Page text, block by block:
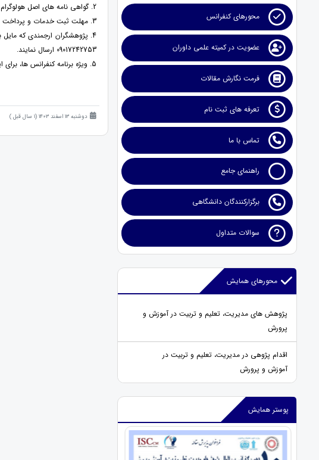
محورهای کنفرانس
عضویت در کمیته علمی داوران
فرمت نگارش مقالات
تعرفه های ثبت نام
تماس با ما
راهنمای جامع
برگزارکنندگان دانشگاهی
سوالات متداول
محورهای همایش
پژوهش های مدیریت، تعلیم و تربیت در آموزش و
پرورش
اقدام پژوهی در مدیریت، تعلیم و تربیت در
آموزش و پرورش
پوستر همایش
2. گواهی نامه های اصل هولوگرام دار بر اساس تاریخ رسمی کنفرانس( 25 اسفندماه 1403) صادر می شوند.
3. مهلت ثبت خدمات و پرداخت تعرفه ها تا 18 فروردین ماه 1404 تمدید شد.
09017242753 ارسال نمایند.
5. ویژه برنامه کنفرانس ها، برای ایراد سخنرانی پژوهشگران ارجمند متقاضی ارایه، 31 فروردین ماه 1404 برگزار خواهد شد. به سخنرانان گرامی لوح تقدیر سخنرانی اهداء می شود.
دوشنبه 13 اسفند 1403 (1 سال قبل )